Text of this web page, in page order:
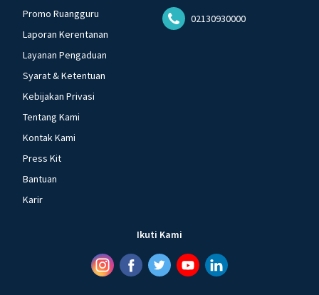
Promo Ruangguru
Laporan Kerentanan
Layanan Pengaduan
Syarat & Ketentuan
Kebijakan Privasi
Tentang Kami
Kontak Kami
Press Kit
Bantuan
Karir
02130930000
Ikuti Kami